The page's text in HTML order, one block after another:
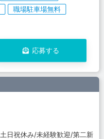
職場駐車場無料
応募する
土日祝休み/未経験歓迎/第二新